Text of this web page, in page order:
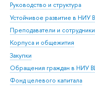
Руководство и структура
Устойчивое развитие в НИУ
Преподаватели и сотрудники
Корпуса и общежития
Закупки
Обращения граждан в НИУ
Фонд целевого капитала